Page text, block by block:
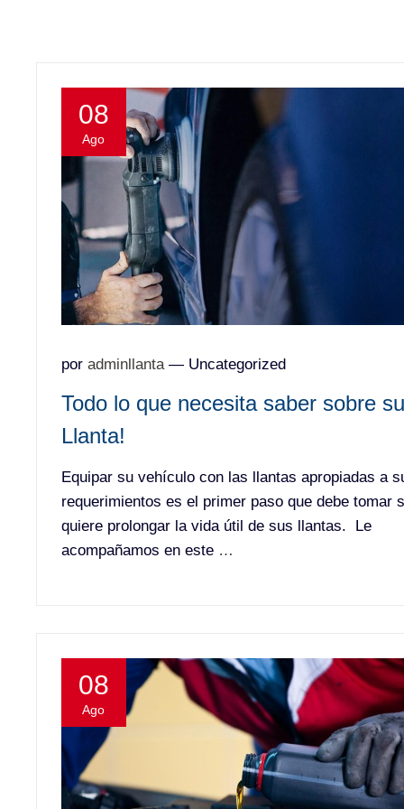
08
Ago
por adminllanta— Uncategorized
Todo lo que necesita saber sobre su
Llanta!
Equipar su vehículo con las llantas apropiadas a
requerimientos es el primer paso que debe tomar
quiere prolongar la vida útil de sus llantas. Le
acompañamos en este …
08
Ago